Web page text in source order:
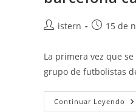
Autor
la
entrada:
istern
entrada:
15 de
La primera vez que
grupo de futbolistas
Continuar Leyendo